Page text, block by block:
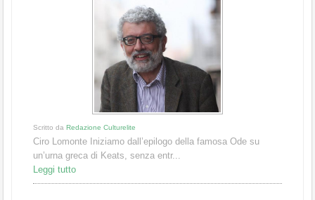
Scritto da Redazione Culturelite
Ciro Lomonte Iniziamo dall’epilogo della famosa Ode su
un’urna greca di Keats, senza entr...
Leggi tutto